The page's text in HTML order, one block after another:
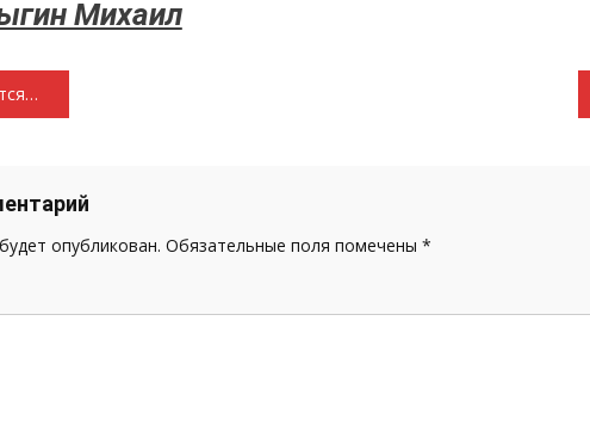
Михаил
опубликован. Обязательные поля помечены *